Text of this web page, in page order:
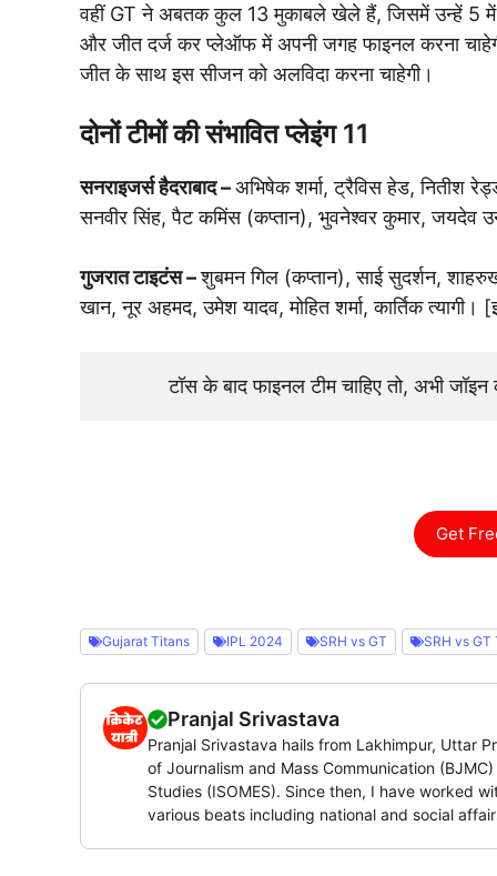
वहीं GT ने अबतक कुल 13 मुकाबले खेले हैं, जिसमें उन्हें 5
और जीत दर्ज कर प्लेऑफ में अपनी जगह फाइनल करना
जीत के साथ इस सीजन को अलविदा करना चाहेगी।
दोनों टीमों की संभावित प्लेइंग 11
सनराइजर्स हैदराबाद –अभिषेक शर्मा, ट्रैविस हेड, नितीश
सनवीर सिंह, पैट कमिंस (कप्तान), भुवनेश्वर कुमार, जयदेव
गुजरात टाइटंस –शुबमन गिल (कप्तान), साई सुदर्शन,
खान, नूर अहमद, उमेश यादव, मोहित शर्मा, कार्तिक त्यागी।
टॉस के बाद फाइनल टीम चाहिए तो, अभी
Get
Gujarat Titans IPL 2024 SRH vs GT SRH vs GT
Pranjal Srivastava
Pranjal Srivastava hails from Lakhimpur, Uttar
of Journalism and Mass Communication
Studies (ISOMES). Since then, I have worked
various beats including national and social